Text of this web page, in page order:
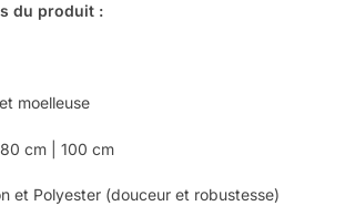
du produit :
moelleuse
cm | 100 cm
et Polyester (douceur et robustesse)